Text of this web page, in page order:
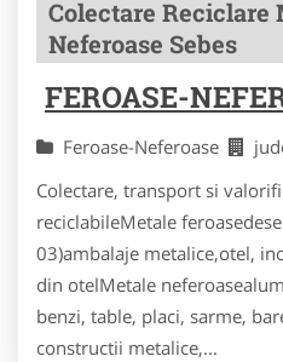
Colectare Reciclare
Neferoase Sebes
FEROASE-
Feroase-Neferoase
Colectare, transport si
reciclabileMetale
03)ambalaje metalice,otel,
din otelMetale
benzi, table, placi, sarme,
constructii metalice,...